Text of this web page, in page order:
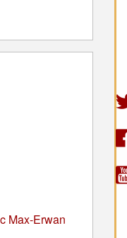
Max-Erwan